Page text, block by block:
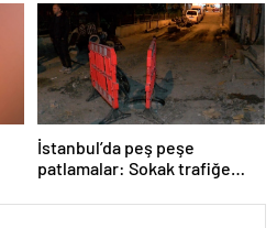
İstanbul’da peş peşe
patlamalar: Sokak trafiğe